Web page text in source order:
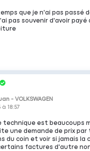
que je n'ai pas passé
pas souvenir d'avoir payé
- VOLKSWAGEN
à18:57
technique est beaucoups
une demande de prix par
du coin et voir si jamais la
factures d'autre